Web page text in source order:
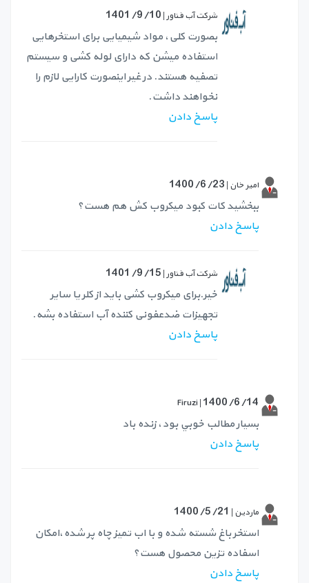
شرکت آب فناور | 1401/9/10
بصورت کلی، مواد شیمیایی برای استخرهایی
استفاده میشن که دارای لوله‌ کشی و سیستم
تصفیه هستند. در غیر اینصورت کارایی لازم را
نخواهند داشت.
پاسخ دادن
امیر خان | 1400/6/23
ببخشید کات کبود میکروب کش هم هست؟
پاسخ دادن
شرکت آب فناور | 1401/9/15
خیر.برای میکروب کشی باید از کلر یا سایر
تجهیزات ضدعفونی کننده آب استفاده بشه.
پاسخ دادن
Firuzi | 1400/6/14
بسيار مطالب خوبي بود، زنده باد
پاسخ دادن
ماردین | 1400/5/21
استخر باغ شسته شده و با اب تمیز چاه پر شده،امکان
اسفاده تزین محصول هست؟
پاسخ دادن